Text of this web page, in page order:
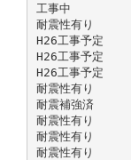
工事中
耐震性有り
H26工事予定
H26工事予定
H26工事予定
耐震性有り
耐震補強済
耐震性有り
耐震性有り
耐震性有り